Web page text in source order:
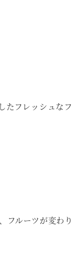
たフレッシュなフ
フルーツが変わり